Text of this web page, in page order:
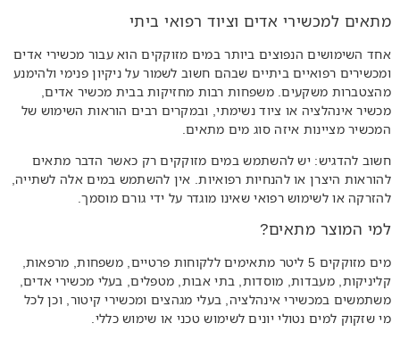
מתאים למכשירי אדים וציוד רפואי ביתי
אחד השימושים הנפוצים ביותר במים מזוקקים הוא עבור מכשירי אדים
ומכשירים רפואיים ביתיים שבהם חשוב לשמור על ניקיון פנימי ולהימנע
מהצטברות משקעים. משפחות רבות מחזיקות בבית מכשיר אדים,
מכשיר אינהלציה או ציוד נשימתי, ובמקרים רבים הוראות השימוש של
המכשיר מציינות איזה סוג מים מתאים.
חשוב להדגיש: יש להשתמש במים מזוקקים רק כאשר הדבר מתאים
להוראות היצרן או להנחיות רפואיות. אין להשתמש במים אלה לשתייה,
להזרקה או לשימוש רפואי שאינו מוגדר על ידי גורם מוסמך.
למי המוצר מתאים?
מים מזוקקים 5 ליטר מתאימים ללקוחות פרטיים, משפחות, מרפאות,
קליניקות, מעבדות, מוסדות, בתי אבות, מטפלים, בעלי מכשירי אדים,
משתמשים במכשירי אינהלציה, בעלי מגהצים ומכשירי קיטור, וכן לכל
מי שזקוק למים נטולי יונים לשימוש טכני או שימוש כללי.